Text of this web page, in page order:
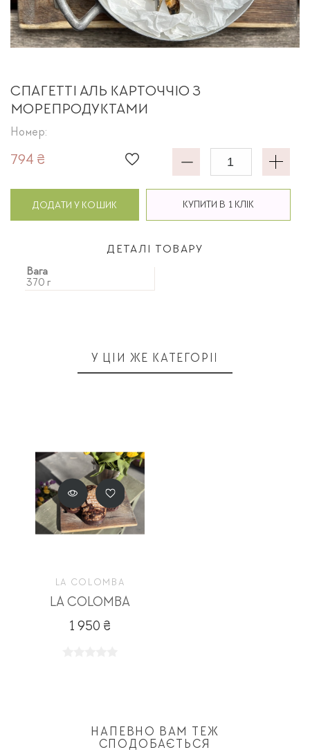
СПАГЕТТІ АЛЬ КАРТОЧЧІО З
МОРЕПРОДУКТАМИ
Номер:
794 ₴
ДОДАТИ У КОШИК КУПИТИ В 1 КЛІК
ДЕТАЛІ ТОВАРУ
Вага
370 г
У ЦІЙ ЖЕ КАТЕГОРІЇ
LA COLOMBA
LA COLOMBA
1 950 ₴
НАПЕВНО ВАМ ТЕЖ
СПОДОБАЄТЬСЯ